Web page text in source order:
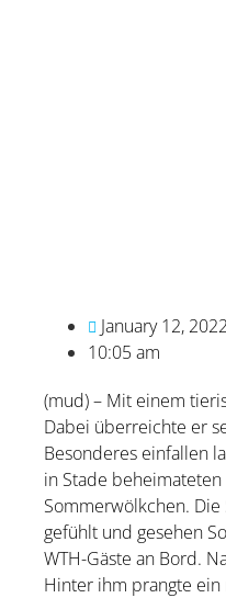
January 12, 2022
10:05 am
(mud) – Mit einem
Dabei überreichte er
Besonderes einfallen
in Stade
Sommerwölkchen. Die
gefühlt und gesehen
WTH-Gäste an Bord.
Hinter ihm prangte ein